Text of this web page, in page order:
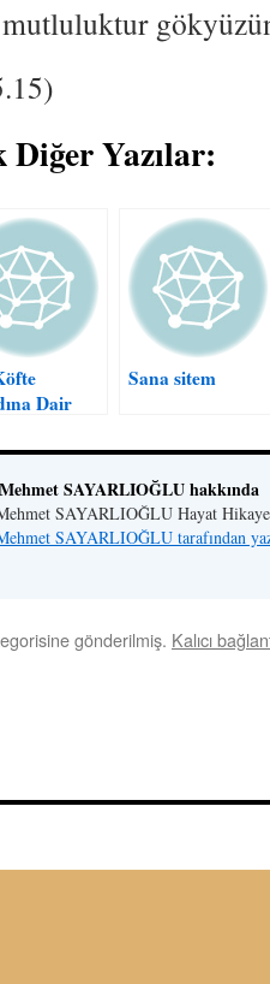
Yazılar:
Dair
Sana sitem
SAYARLIOĞLU hakkında
SAYARLIOĞLU Hayat
SAYARLIOĞLU tarafından
gönderilmiş. Kalıcı